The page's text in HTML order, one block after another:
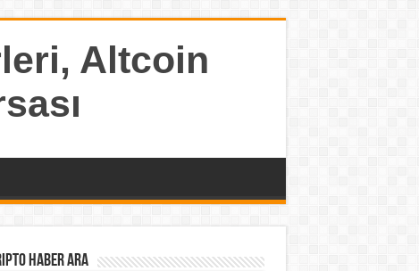
Altcoin
Haber ARA